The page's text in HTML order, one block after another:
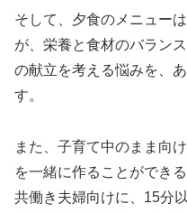
そして、夕食のメニュー
が、栄養と食材のバラン
の献立を考える悩みを、
す。
また、子育て中のまま向
を一緒に作ることができ
共働き夫婦向けに、15分